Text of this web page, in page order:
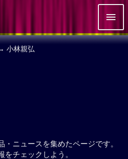
小林親弘
ニュースを集めたページです。
チェックしよう。